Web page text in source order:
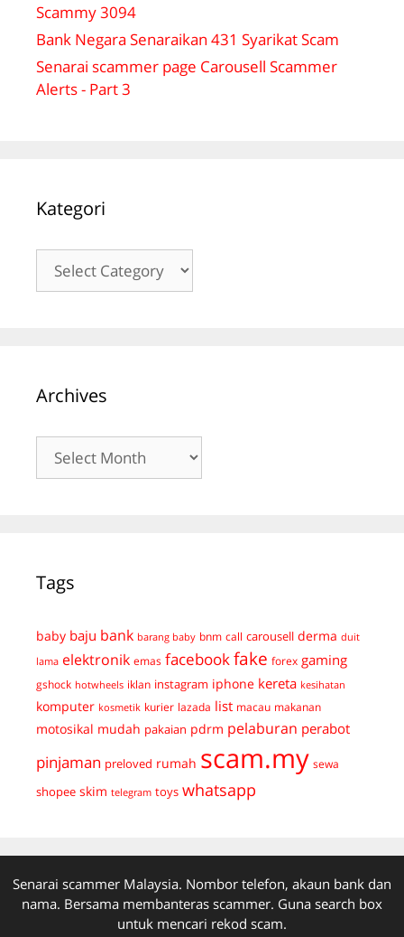
Scammy 3094
Bank Negara Senaraikan 431 Syarikat Scam
Senarai scammer page Carousell Scammer
Alerts - Part 3
Kategori
Archives
Tags
baby baju bank barang baby bnm call carousell derma duit
lama elektronik emas facebook fake forex gaming
gshock hotwheels iklan instagram iphone kereta kesihatan
komputer kosmetik kurier lazada list macau makanan
motosikal mudah pakaian pdrm pelaburan perabot
pinjaman preloved rumah scam.my sewa
shopee skim telegram toys whatsapp
Senarai scammer Malaysia. Nombor telefon, akaun bank dan
nama. Bersama membanteras scammer. Guna search box
untuk mencari rekod scam.